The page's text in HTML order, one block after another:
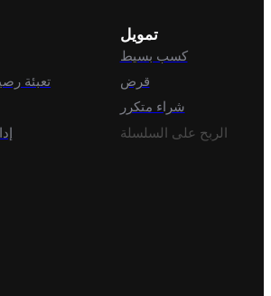
تعبئة
تمويل
كسب بسيط
قرض
شراء متكرر
الربح على السلسلة